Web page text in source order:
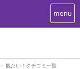
T
o
e
menu
観たい！クチコミ一覧